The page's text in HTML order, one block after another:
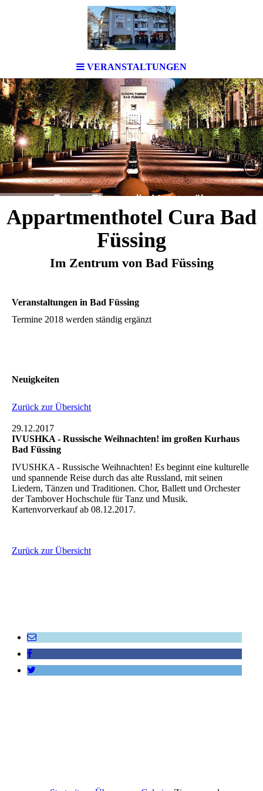
VERANSTALTUNGEN
Appartmenthotel Cura Bad
Füssing
Im Zentrum von Bad Füssing
Veranstaltungen in Bad Füssing
Termine 2018 werden ständig ergänzt
Neuigkeiten
Zurück zur Übersicht
29.12.2017
IVUSHKA - Russische Weihnachten! im großen Kurhaus
Bad Füssing
IVUSHKA - Russische Weihnachten! Es beginnt eine kulturelle
und spannende Reise durch das alte Russland, mit seinen
Liedern, Tänzen und Traditionen. Chor, Ballett und Orchester
der Tambover Hochschule für Tanz und Musik.
Kartenvorverkauf ab 08.12.2017.
Zurück zur Übersicht